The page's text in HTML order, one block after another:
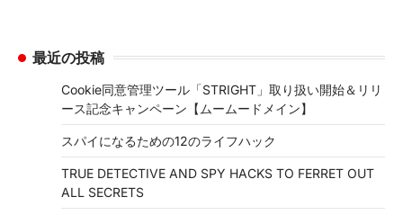
最近の投稿
Cookie同意管理ツール「STRIGHT」取り扱い開始＆リリ
ース記念キャンペーン【ムームードメイン】
スパイになるための12のライフハック
TRUE DETECTIVE AND SPY HACKS TO FERRET OUT
ALL SECRETS